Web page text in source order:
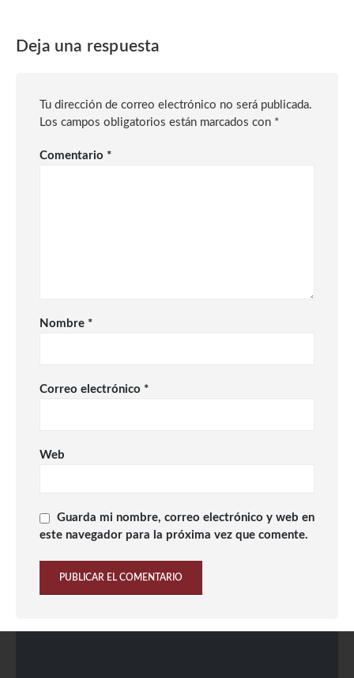
Deja una respuesta
Tu dirección de correo electrónico no será publicada.
Los campos obligatorios están marcados con *
Comentario *
Nombre *
Correo electrónico *
Web
Guarda mi nombre, correo electrónico y web en
este navegador para la próxima vez que comente.